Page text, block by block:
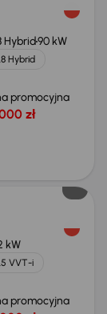
Hybrid90 kW
Hybrid
promocyjna
zł
kW
VVT-i
promocyjna